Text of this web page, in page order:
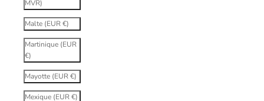
MVR)
Malte (EUR €)
Martinique (EUR
€)
Mayotte (EUR €)
Mexique (EUR €)